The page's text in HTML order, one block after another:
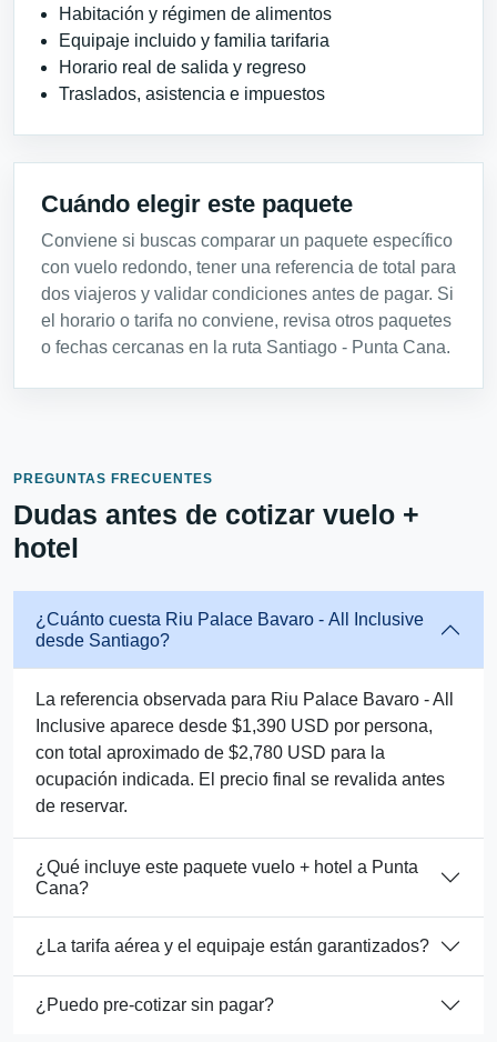
Habitación y régimen de alimentos
Equipaje incluido y familia tarifaria
Horario real de salida y regreso
Traslados, asistencia e impuestos
Cuándo elegir este paquete
Conviene si buscas comparar un paquete específico
con vuelo redondo, tener una referencia de total para
dos viajeros y validar condiciones antes de pagar. Si
el horario o tarifa no conviene, revisa otros paquetes
o fechas cercanas en la ruta Santiago - Punta Cana.
PREGUNTAS FRECUENTES
Dudas antes de cotizar vuelo +
hotel
¿Cuánto cuesta Riu Palace Bavaro - All Inclusive
desde Santiago?
La referencia observada para Riu Palace Bavaro - All
Inclusive aparece desde $1,390 USD por persona,
con total aproximado de $2,780 USD para la
ocupación indicada. El precio final se revalida antes
de reservar.
¿Qué incluye este paquete vuelo + hotel a Punta
Cana?
¿La tarifa aérea y el equipaje están garantizados?
¿Puedo pre-cotizar sin pagar?